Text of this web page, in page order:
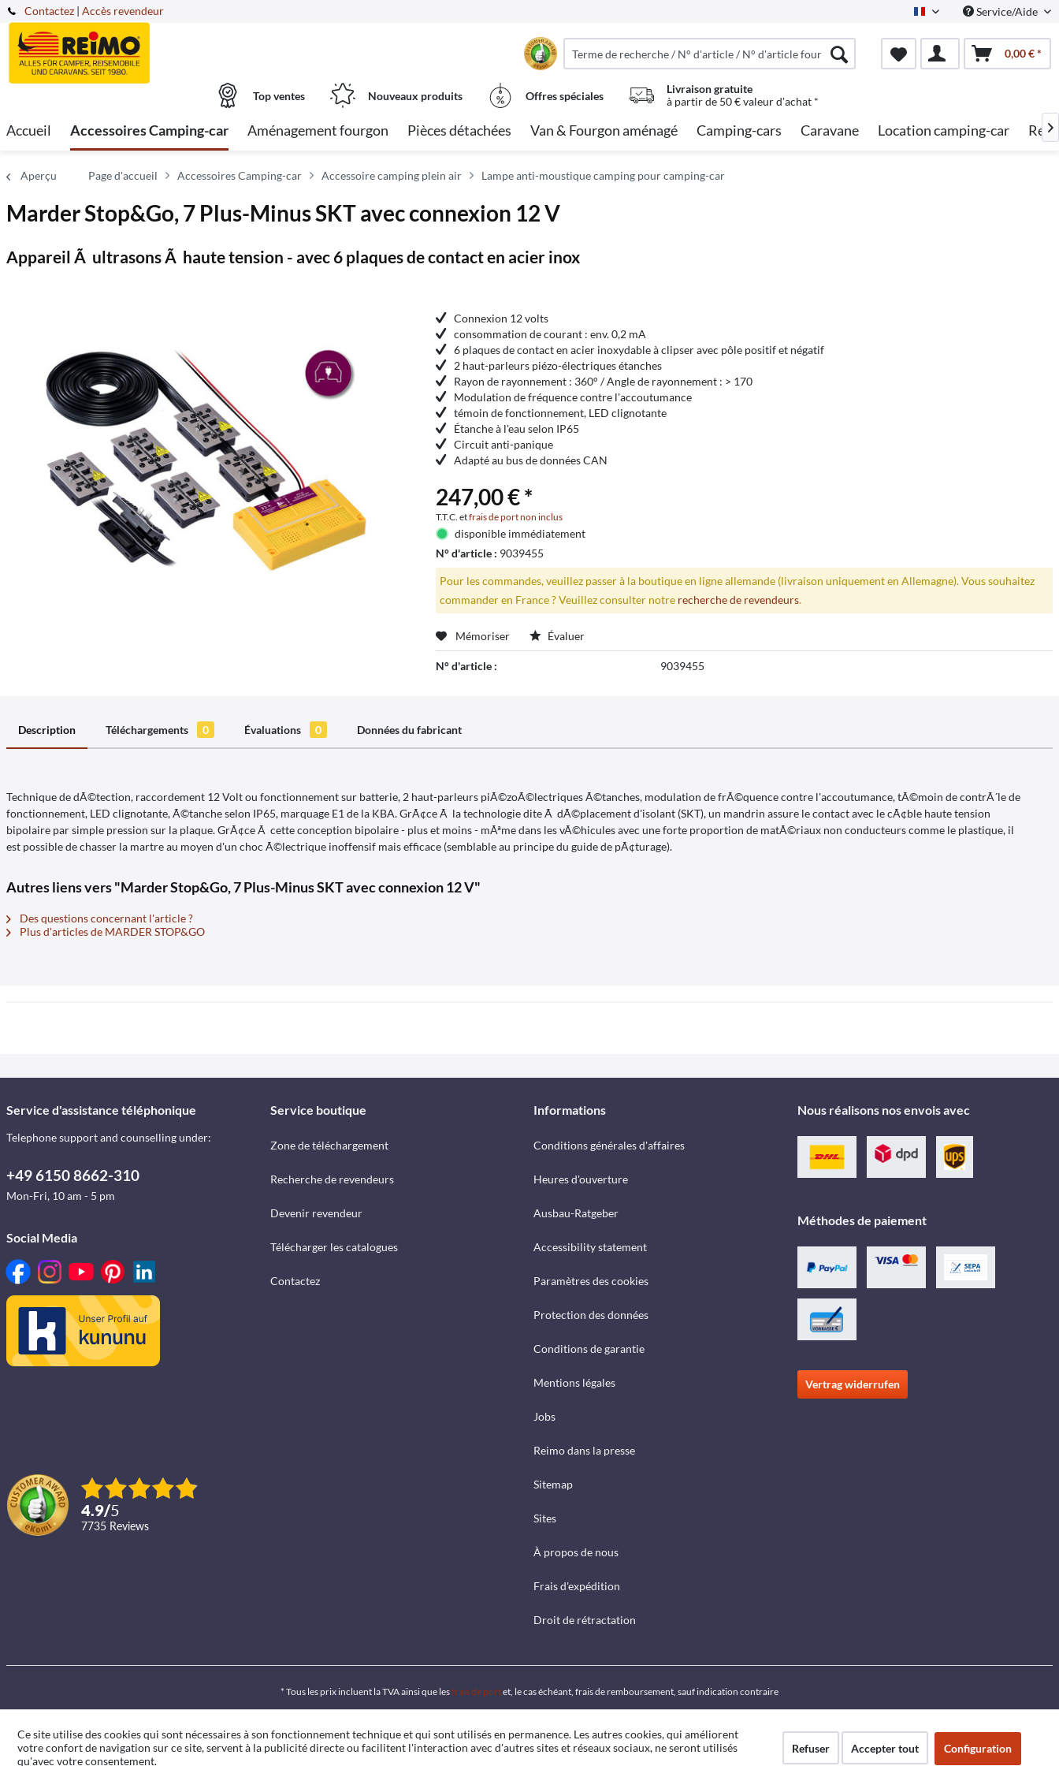
Contactez French Service/Aide
| Accès revendeur
0,00 € *
Top ventes Nouveaux produits Offres spéciales
Livraison gratuite
à partir de 50 € valeur d'achat *
Accueil Accessoires Camping-car Aménagement fourgon Pièces détachées Van & Fourgon aménagé Camping-cars Caravane Location camping-car 
Aperçu Page d'accueil Accessoires Camping-car Accessoire camping plein air Lampe anti-moustique camping pour camping-car
Marder Stop&Go, 7 Plus-Minus SKT avec connexion 12 V
Appareil Ã ultrasons Ã haute tension - avec 6 plaques de contact en acier inox
Connexion 12 volts
consommation de courant : env. 0,2 mA
6 plaques de contact en acier inoxydable à clipser avec pôle positif et négatif
2 haut-parleurs piézo-électriques étanches
Rayon de rayonnement : 360° / Angle de rayonnement : > 170
Modulation de fréquence contre l'accoutumance
témoin de fonctionnement, LED clignotante
Étanche à l'eau selon IP65
Circuit anti-panique
Adapté au bus de données CAN
247,00 € *
T.T.C. etfrais de port non inclus
disponible immédiatement
N° d'article : 9039455
Pour les commandes, veuillez passer à la boutique en ligne allemande (livraison uniquement en Allemagne). Vous souhaitez
commander en France ? Veuillez consulter notre recherche de revendeurs.
Mémoriser Évaluer
N° d'article : 9039455
Description Téléchargements 0 Évaluations 0 Données du fabricant
Technique de dÃ©tection, raccordement 12 Volt ou fonctionnement sur batterie, 2 haut-parleurs piÃ©zoÃ©lectriques Ã©tanches, modulation de frÃ©quence contre l'accoutumance, tÃ©moin de contrÃ´le de
fonctionnement, LED clignotante, Ã©tanche selon IP65, marquage E1 de la KBA. GrÃ¢ce Ã la technologie dite Ã dÃ©placement d'isolant (SKT), un mandrin assure le contact avec le cÃ¢ble haute tension
bipolaire par simple pression sur la plaque. GrÃ¢ce Ã cette conception bipolaire - plus et moins - mÃªme dans les vÃ©hicules avec une forte proportion de matÃ©riaux non conducteurs comme le plastique, il
est possible de chasser la martre au moyen d'un choc Ã©lectrique inoffensif mais efficace (semblable au principe du guide de pÃ¢turage).
Autres liens vers "Marder Stop&Go, 7 Plus-Minus SKT avec connexion 12 V"
Des questions concernant l'article ?
Plus d'articles de MARDER STOP&GO
Service d'assistance téléphonique
Telephone support and counselling under:
+49 6150 8662-310
Mon-Fri, 10 am - 5 pm
Social Media
4.9/5
7735 reviews
Service boutique
Zone de téléchargement
Recherche de revendeurs
Devenir revendeur
Télécharger les catalogues
Contactez
Informations
Conditions générales d'affaires
Heures d'ouverture
Ausbau-Ratgeber
Accessibility statement
Paramètres des cookies
Protection des données
Conditions de garantie
Mentions légales
Jobs
Reimo dans la presse
Sitemap
Sites
À propos de nous
Frais d'expédition
Droit de rétractation
Nous réalisons nos envois avec
Méthodes de paiement
Vertrag widerrufen
* Tous les prix incluent la TVA ainsi que lesfrais de portet, le cas échéant, frais de remboursement, sauf indication contraire
Ce site utilise des cookies qui sont nécessaires à son fonctionnement technique et qui sont utilisés en permanence. Les autres cookies, qui améliorent
votre confort de navigation sur ce site, servent à la publicité directe ou facilitent l'interaction avec d'autres sites et réseaux sociaux, ne seront utilisés
qu'avec votre consentement.
Refuser Accepter tout Configuration